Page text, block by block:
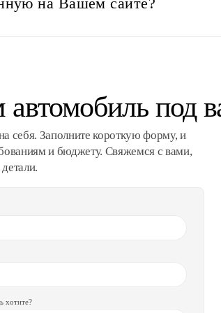
под
себя. Заполните короткую форму, и
и бюджету. Свяжемся с вами,
хотите?